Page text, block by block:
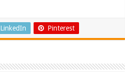
LinkedIn Pinterest